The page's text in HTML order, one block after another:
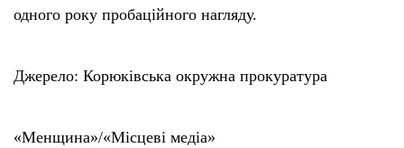
одного року пробаційного нагляду.
Джерело: Корюківська окружна прокуратура
«Менщина»/«Місцеві медіа»